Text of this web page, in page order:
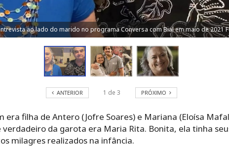
ao lado do marido no programa Conversa com Bial em maio de 2021
ANTERIOR 1 de3 PRÓXIMO
era filha de Antero (Jofre Soares) e Mariana (Eloísa
da garota era Maria Rita. Bonita, ela tinha
milagres realizados na infância.